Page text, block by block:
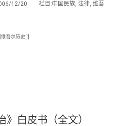
12/20 栏目:中国民族, 法律, 维吾
维吾尔历史[:]
》白皮书（全文）